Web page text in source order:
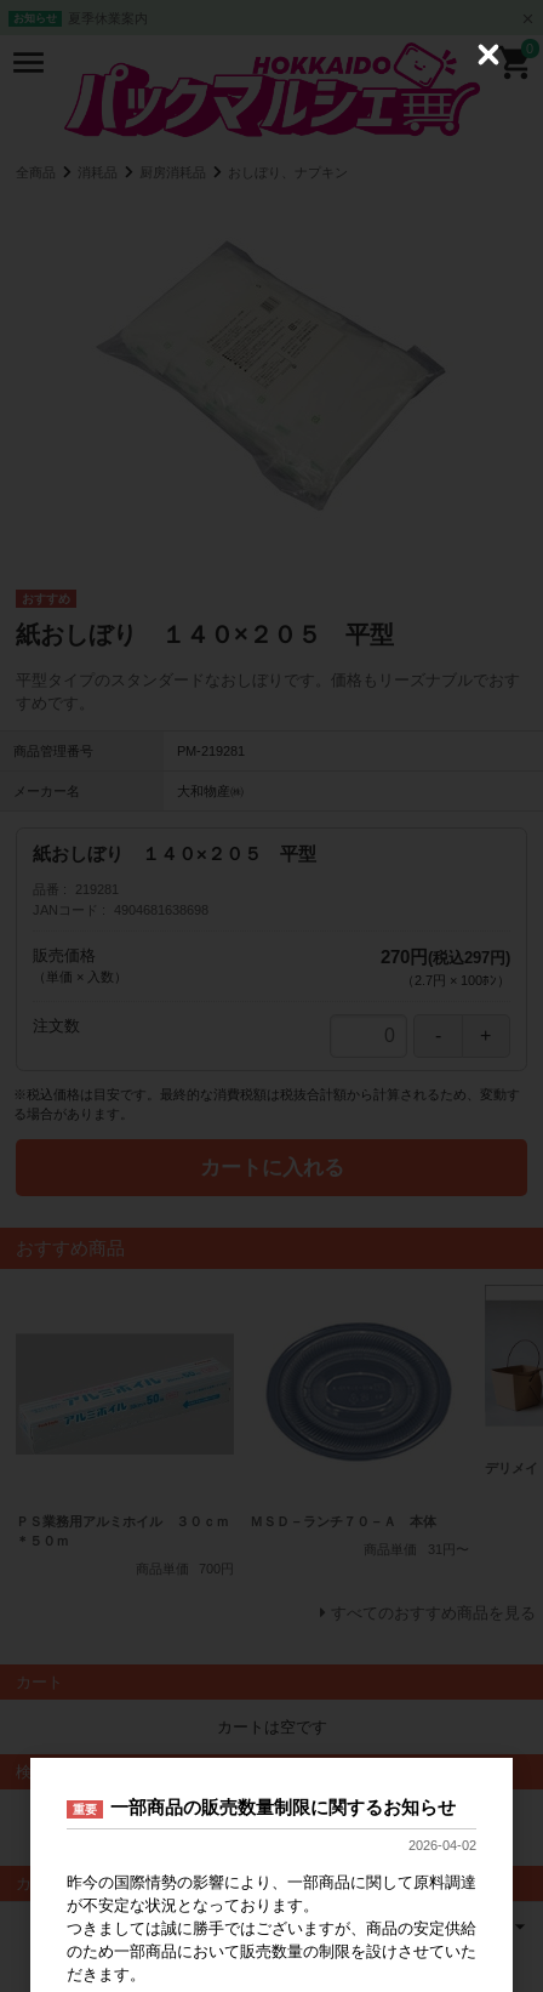
お知らせ 夏季休業案内
0
全商品 消耗品 厨房消耗品 おしぼり、ナプキン
紙おしぼり １４０×２０５ 平型
平型タイプのスタンダードなおしぼりです。価格もリーズナブルでおす
すめです。
商品管理番号 PM-219281
メーカー名 大和物産㈱
紙おしぼり １４０×２０５ 平型
品番
219281
JANコード
4904681638698
販売価格
（単価 × 入数）
270円 (税込297円)
（ 2.7円 × 100ﾎﾝ ）
注文数
※税込価格は目安です。最終的な消費税額は税抜合計額から計算されるため、変動す
る場合があります。
カートに入れる
おすすめ商品
ＰＳ業務用アルミホイル ３０ｃｍ
＊５０ｍ
商品単価
700円
ＭＳＤ－ランチ７０－Ａ 本体
商品単価
31円〜
デリメ
すべてのおすすめ商品を見る
カート
カートは空です
検索
検索
カテゴリ
重要 一部商品の販売数量制限に関するお知らせ
2026-04-02
昨今の国際情勢の影響により、一部商品に関して原料調達
が不安定な状況となっております。
つきましては誠に勝手ではございますが、商品の安定供給
のため一部商品において販売数量の制限を設けさせていた
だきます。
C